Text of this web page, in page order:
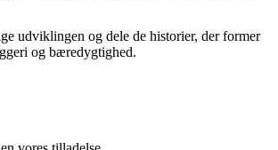
udviklingen og dele de historier, der former
og bæredygtighed.